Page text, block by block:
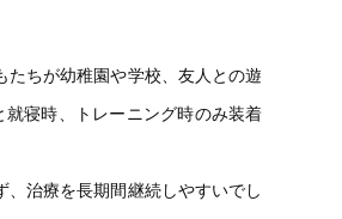
ちが幼稚園や学校、友人との遊
寝時、トレーニング時のみ装着
治療を長期間継続しやすいでし